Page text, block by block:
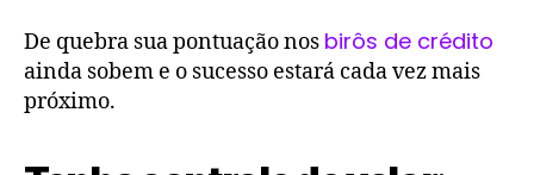
De quebra sua pontuação nos birôs de crédito
ainda sobem e o sucesso estará cada vez mais
próximo.